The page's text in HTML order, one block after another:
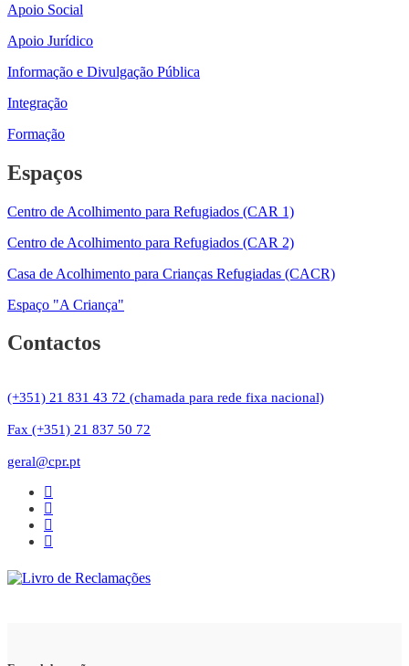
Apoio Social
Apoio Jurídico
Informação e Divulgação Pública
Integração
Formação
Espaços
Centro de Acolhimento para Refugiados (CAR 1)
Centro de Acolhimento para Refugiados (CAR 2)
Casa de Acolhimento para Crianças Refugiadas (CACR)
Espaço "A Criança"
Contactos
(+351) 21 831 43 72 (chamada para rede fixa nacional)
Fax (+351) 21 837 50 72
geral@cpr.pt